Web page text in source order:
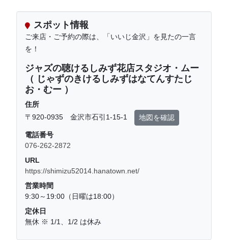
スポット情報
ご来店・ご予約の際は、「いいじ金沢」を見たの一言
を！
ジャズの聴けるしみず花店スタジオ・ムー
（ じゃずのきけるしみずはなてんすたじ
お・むー ）
住所
〒920-0935 金沢市石引1-15-1
地図を確認
電話番号
076-262-2872
URL
https://shimizu52014.hanatown.net/
営業時間
9:30～19:00（日曜は18:00）
定休日
無休 ※ 1/1、1/2 は休み